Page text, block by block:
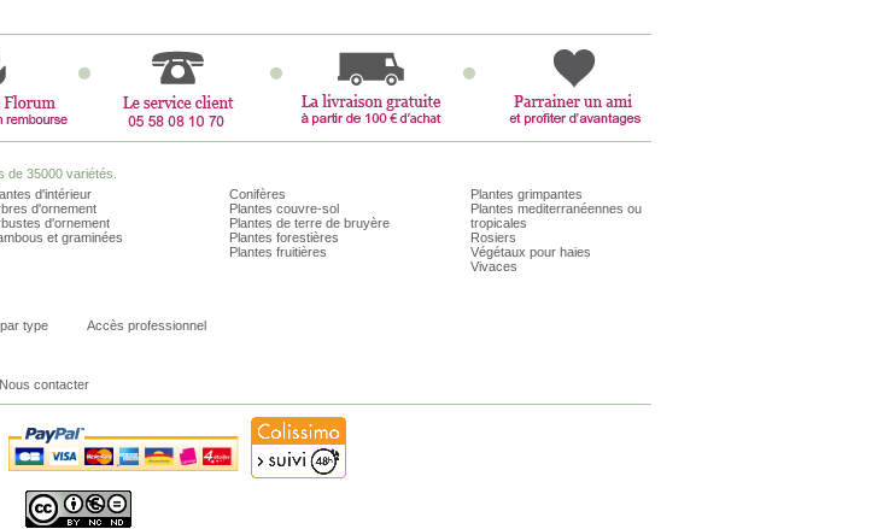
de 35000 variétés.
d'intérieur
d'ornement
d'ornement
et graminées
Conifères
Plantes couvre-sol
Plantes de terre de bruyère
Plantes forestières
Plantes fruitières
Plantes grimpantes
Plantes mediterranéennes ou
tropicales
Rosiers
Végétaux pour haies
Vivaces
type Accès professionnel
Nous contacter